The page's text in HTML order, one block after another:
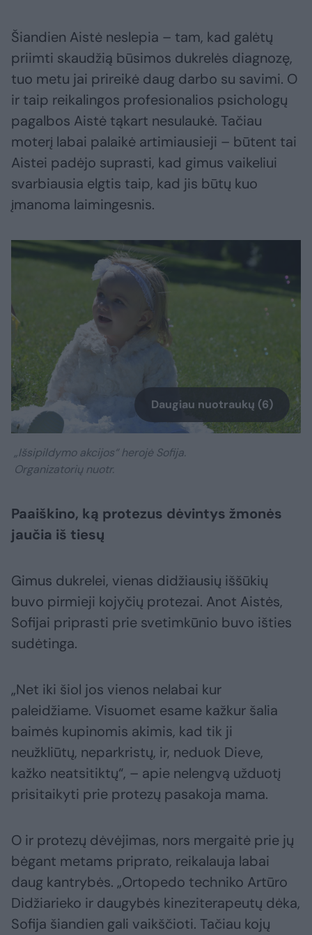
Šiandien Aistė neslepia – tam, kad galėtų
priimti skaudžią būsimos dukrelės diagnozę,
tuo metu jai prireikė daug darbo su savimi. O
ir taip reikalingos profesionalios psichologų
pagalbos Aistė tąkart nesulaukė. Tačiau
moterį labai palaikė artimiausieji – būtent tai
Aistei padėjo suprasti, kad gimus vaikeliui
svarbiausia elgtis taip, kad jis būtų kuo
įmanoma laimingesnis.
Daugiau nuotraukų (6)
„Išsipildymo akcijos“ herojė Sofija.
Organizatorių nuotr.
Paaiškino, ką protezus dėvintys žmonės
jaučia iš tiesų
Gimus dukrelei, vienas didžiausių iššūkių
buvo pirmieji kojyčių protezai. Anot Aistės,
Sofijai priprasti prie svetimkūnio buvo išties
sudėtinga.
„Net iki šiol jos vienos nelabai kur
paleidžiame. Visuomet esame kažkur šalia
baimės kupinomis akimis, kad tik ji
neužkliūtų, neparkristų, ir, neduok Dieve,
kažko neatsitiktų“, – apie nelengvą užduotį
prisitaikyti prie protezų pasakoja mama.
O ir protezų dėvėjimas, nors mergaitė prie jų
bėgant metams priprato, reikalauja labai
daug kantrybės. „Ortopedo techniko Artūro
Didžiarieko ir daugybės kineziterapeutų dėka,
Sofija šiandien gali vaikščioti. Tačiau kojų